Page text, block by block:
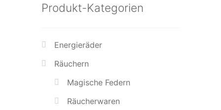
Produkt-Kategorien
Energieräder
Räuchern
Magische Federn
Räucherwaren